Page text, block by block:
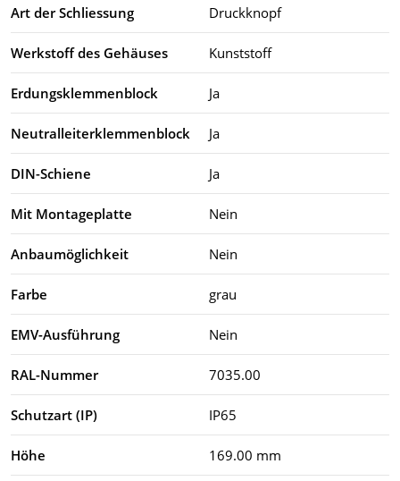
Art der Schliessung Druckknopf
Werkstoff des Gehäuses Kunststoff
Erdungsklemmenblock Ja
Neutralleiterklemmenblock Ja
DIN-Schiene Ja
Mit Montageplatte Nein
Anbaumöglichkeit Nein
Farbe grau
EMV-Ausführung Nein
RAL-Nummer 7035.00
Schutzart (IP) IP65
Höhe 169.00 mm